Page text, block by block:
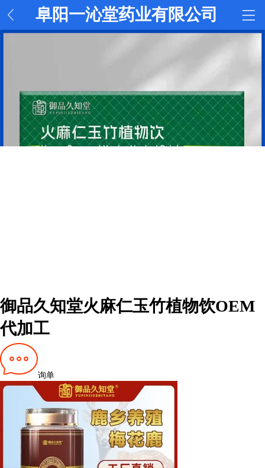
阜阳一沁堂药业有限公司
御品久知堂火麻仁玉竹植物饮OEM
代加工
询单